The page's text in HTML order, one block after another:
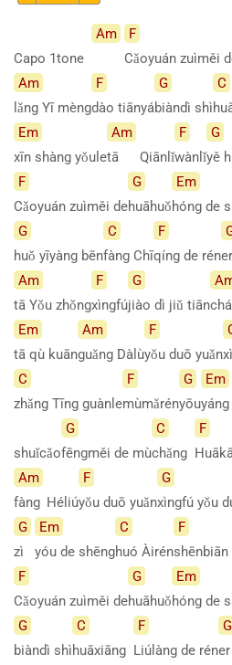
Capo 1tone
Am
F
Cǎoyuán zuìměi
Am
lǎng Yī mèng
F
dào tiānyá
G
biàndì shì
C
Em
xīn shàng yǒule
Am
tā
Qiānlǐ
F
wànlǐ
G
yě
F
Cǎoyuán zuìměi de
G
huāhuǒ
Em
hóng de
G
huǒ yīyàng bēn
C
fàng Chī
F
qíng de réner
Am
tā Yǒu zhǒng
F
xìngfú
G
jiào dì jiǔ tiān
Em
tā qù kuān
Am
guǎng Dàlù
F
yǒu duō yuǎn
C
zhǎng Tīng guànle
F
mùmǎrén
G
yōu
Em
yáng
shuǐcǎo
G
fēngměi de mù
C
chǎng
F
Am
fàng Héliú
F
yǒu duō yuǎn
G
xìngfú yǒu
G
zì
Em
yóu de shēng
C
huó Àirén
F
shēnbiān
F
Cǎoyuán zuìměi de
G
huāhuǒ
Em
hóng de
G
biàndì shì
C
huāxiāng
F
Liúlàng de rén
G
er